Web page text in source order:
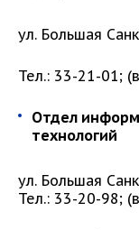
ул. Большая
Тел.: 33-21-01;
Отдел
технологий
ул. Большая
Тел.: 33-20-98;